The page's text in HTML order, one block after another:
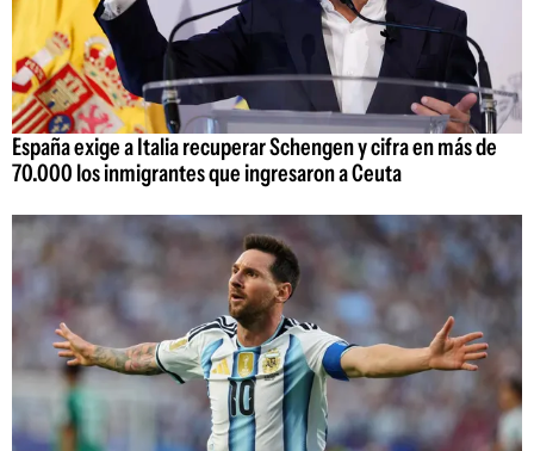
España exige a Italia recuperar Schengen y cifra en más de
70.000 los inmigrantes que ingresaron a Ceuta